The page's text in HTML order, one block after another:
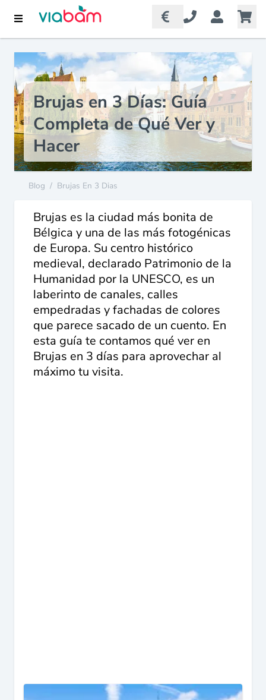
Brujas en 3 Días: Guía
Completa de Qué Ver y
Hacer
Blog / Brujas En 3 Dias
Brujas es la ciudad más bonita de
Bélgica y una de las más fotogénicas
de Europa. Su centro histórico
medieval, declarado Patrimonio de la
Humanidad por la UNESCO, es un
laberinto de canales, calles
empedradas y fachadas de colores
que parece sacado de un cuento. En
esta guía te contamos qué ver en
Brujas en 3 días para aprovechar al
máximo tu visita.